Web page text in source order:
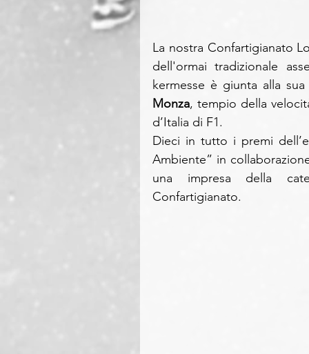
La nostra Confartigianato
dell'ormai tradizionale
kermesse è giunta alla
Monza, tempio della
d’Italia di F1.
Dieci in tutto i premi
Ambiente” in
una impresa della
Confartigianato.